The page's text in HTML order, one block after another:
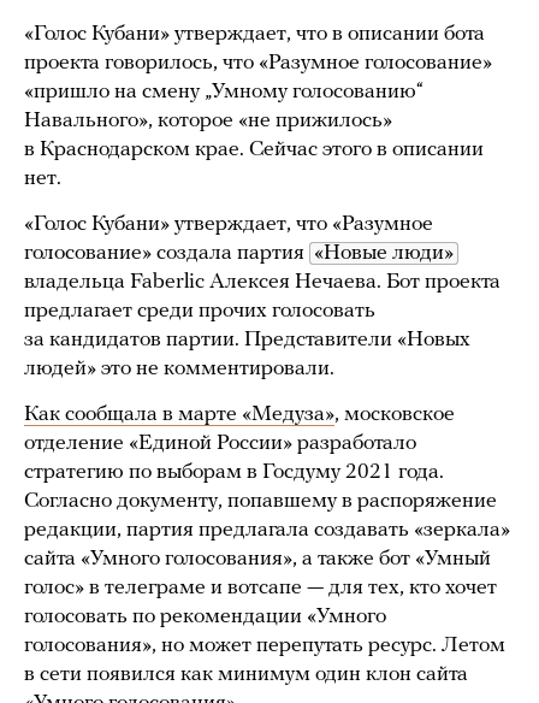
«Голос Кубани» утверждает, что в описании бота
проекта говорилось, что «Разумное голосование»
«пришло на смену „Умному голосованию“
Навального», которое «не прижилось»
в Краснодарском крае. Сейчас этого в описании
нет.
«Голос Кубани» утверждает, что «Разумное
голосование» создала партия «Новые люди»
владельца Faberlic Алексея Нечаева. Бот проекта
предлагает среди прочих голосовать
за кандидатов партии. Представители «Новых
людей» это не комментировали.
Как сообщала в марте «Медуза», московское
отделение «Единой России» разработало
стратегию по выборам в Госдуму 2021 года.
Согласно документу, попавшему в распоряжение
редакции, партия предлагала создавать «зеркала»
сайта «Умного голосования», а также бот «Умный
голос» в телеграме и вотсапе — для тех, кто хочет
голосовать по рекомендации «Умного
голосования», но может перепутать ресурс. Летом
в сети появился как минимум один клон сайта